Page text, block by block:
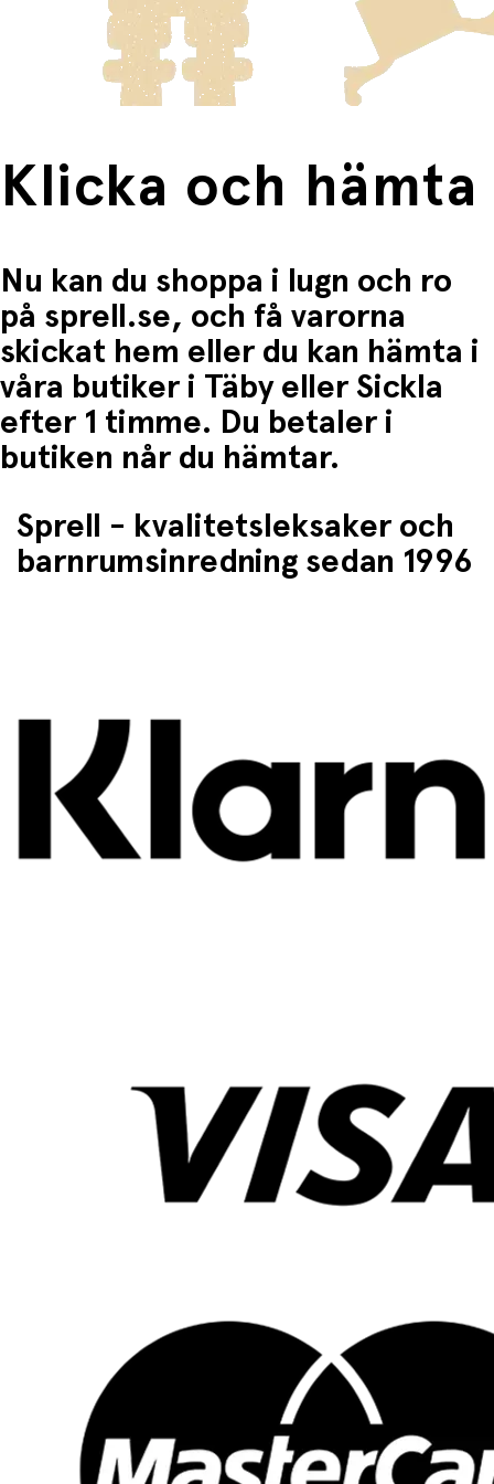
frakten för dessa varor visas i kassan.
Fri frakt när du handlar för mer än 1500:-
Klicka och hämta
Nu kan du shoppa i lugn och ro
på sprell.se, och få varorna
skickat hem eller du kan hämta i
våra butiker i Täby eller Sickla
efter 1 timme. Du betaler i
butiken når du hämtar.
Sprell - kvalitetsleksaker och
barnrumsinredning sedan 1996